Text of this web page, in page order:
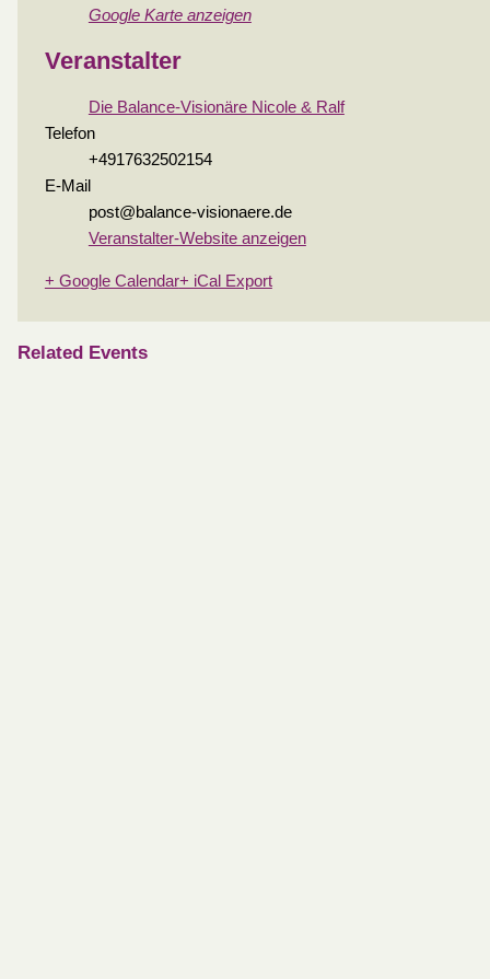
Google Karte anzeigen
Veranstalter
Die Balance-Visionäre Nicole & Ralf
Telefon
+4917632502154
E-Mail
post@balance-visionaere.de
Veranstalter-Website anzeigen
+ Google Calendar+ iCal Export
Related Events